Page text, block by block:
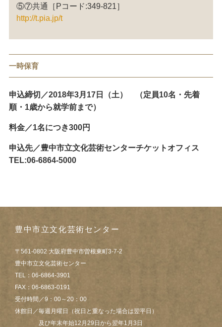
⑤⑦共通［Pコード:349-821］
http://t.pia.jp/t
一時保育
申込締切／2018年3月17日（土） （定員10名・先着
順・1歳から就学前まで）
料金／1名につき300円
申込先／豊中市立文化芸術センターチケットオフィス
TEL:06-6864-5000
豊中市立文化芸術センター
〒561-0802 大阪府豊中市曽根東町3-7-2
豊中市立文化芸術センター
TEL：06-6864-3901
FAX：06-6863-0191
受付時間／9：00～20：00
休館日／毎週月曜日（祝日と重なった場合は翌平日）
及び年末年始12月29日から翌年1月3日